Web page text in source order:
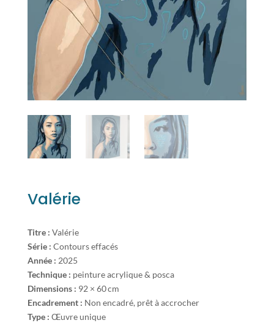
Valérie
Titre : Valérie
Série : Contours effacés
Année : 2025
Technique : peinture acrylique & posca
Dimensions : 92 × 60 cm
Encadrement : Non encadré, prêt à accrocher
Type : Œuvre unique